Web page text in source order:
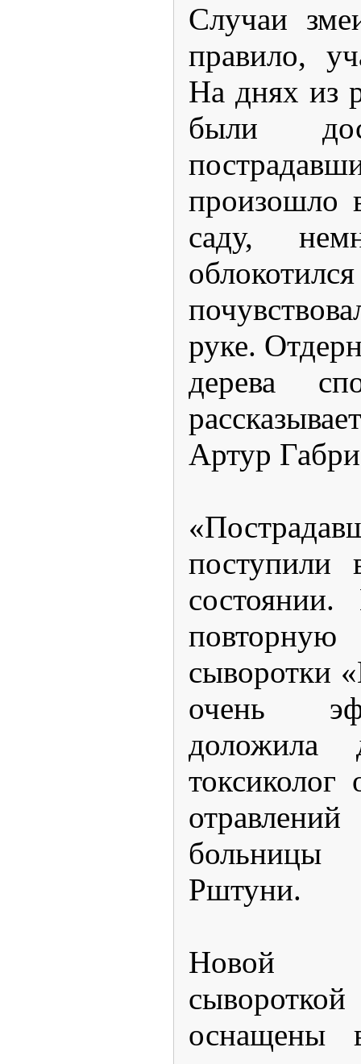
Случаи
правило,
На днях из
были
произошло
саду,
руке.
дерева
Артур
поступили
сыворотки
очень
доложила
токсиколог
больницы
Рштуни.
Новой
оснащены